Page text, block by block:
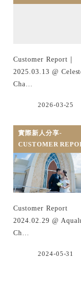
Customer Report｜
2025.03.13 @
Cha…
2026-03-25
實際新人分享-
CUSTOMER
Customer Report
2024.02.29 @
Ch…
2024-05-31